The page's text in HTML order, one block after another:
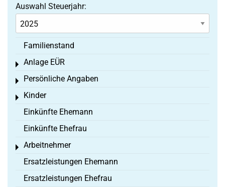
Auswahl Steuerjahr:
Familienstand
Anlage EÜR
Toggle menu
Persönliche Angaben
Toggle menu
Kinder
Toggle menu
Einkünfte Ehemann
Einkünfte Ehefrau
Arbeitnehmer
Toggle menu
Ersatzleistungen Ehemann
Ersatzleistungen Ehefrau